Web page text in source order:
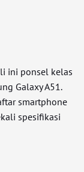
ini ponsel kelas
Galaxy A51.
smartphone
spesifikasi